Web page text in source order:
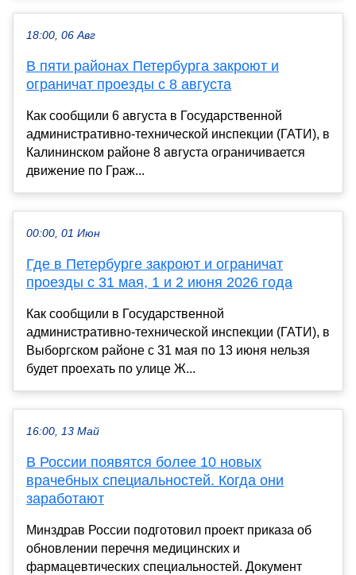
18:00, 06 Авг
В пяти районах Петербурга закроют и
ограничат проезды с 8 августа
Как сообщили 6 августа в Государственной
административно-технической инспекции (ГАТИ), в
Калининском районе 8 августа ограничивается
движение по Граж...
00:00, 01 Июн
Где в Петербурге закроют и ограничат
проезды с 31 мая, 1 и 2 июня 2026 года
Как сообщили в Государственной
административно-технической инспекции (ГАТИ), в
Выборгском районе с 31 мая по 13 июня нельзя
будет проехать по улице Ж...
16:00, 13 Май
В России появятся более 10 новых
врачебных специальностей. Когда они
заработают
Минздрав России подготовил проект приказа об
обновлении перечня медицинских и
фармацевтических специальностей. Документ